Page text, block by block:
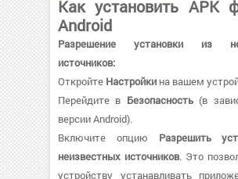
Как установить APK
Android
Разрешение установки из
источников:
Откройте Настройки на вашем
Перейдите в Безопасность(в
версии Android).
Включите опцию Разрешить
неизвестных источников. Это
устройству устанавливать